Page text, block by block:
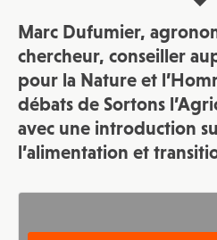
Marc Dufumier,
chercheur, conseiller
pour la Nature et
débats de Sortons
avec une introduction
l’alimentation et